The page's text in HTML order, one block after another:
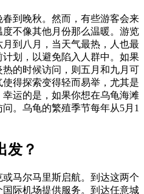
到晚秋。然而，有些游客会来
不像其他月份那么温暖。游览
到八月，当天气最热，人也最
划，以避免陷入人群中。如果
的时候访问，则五月和九月可
得探索变得轻而易举，尤其是
运的是，如果你想在乌龟海滩
。乌龟的繁殖季节每年从5月1
发？
马尔马里斯启航。到达这两个
际机场提供服务。到达任意城